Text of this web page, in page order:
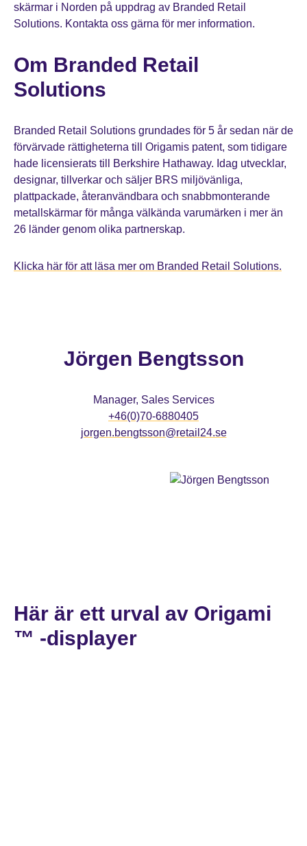
skärmar i Norden på uppdrag av Branded Retail
Solutions. Kontakta oss gärna för mer information.
Om Branded Retail
Solutions
Branded Retail Solutions grundades för 5 år sedan när de
förvärvade rättigheterna till Origamis patent, som tidigare
hade licensierats till Berkshire Hathaway. Idag utvecklar,
designar, tillverkar och säljer BRS miljövänliga,
plattpackade, återanvändbara och snabbmonterande
metallskärmar för många välkända varumärken i mer än
26 länder genom olika partnerskap.
Klicka här för att läsa mer om Branded Retail Solutions.
Jörgen Bengtsson
Manager, Sales Services
+46(0)70-6880405
jorgen.bengtsson@retail24.se
Här är ett urval av Origami
™ -displayer